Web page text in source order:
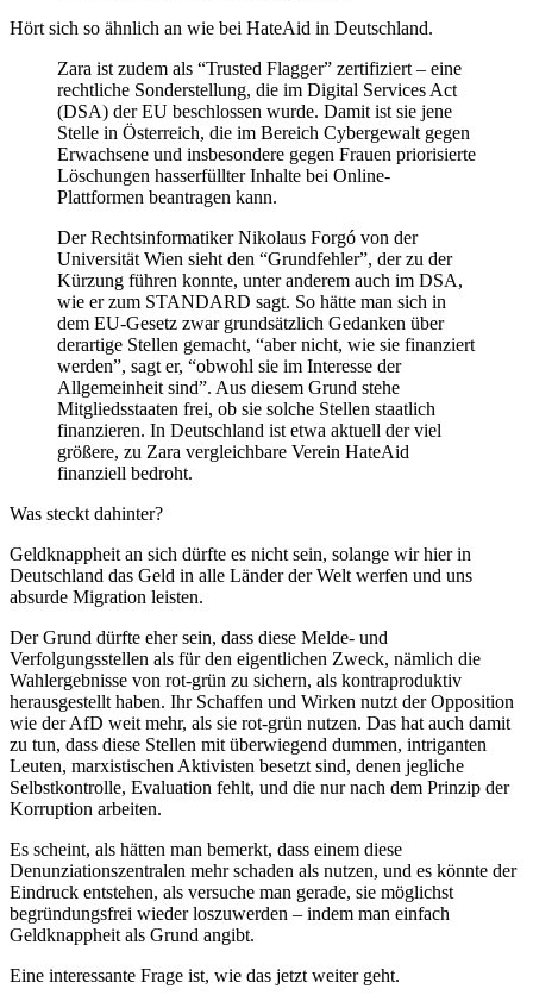
Hört sich so ähnlich an wie bei HateAid in Deutschland.
Zara ist zudem als “Trusted Flagger” zertifiziert – eine
rechtliche Sonderstellung, die im Digital Services Act
(DSA) der EU beschlossen wurde. Damit ist sie jene
Stelle in Österreich, die im Bereich Cybergewalt gegen
Erwachsene und insbesondere gegen Frauen priorisierte
Löschungen hasserfüllter Inhalte bei Online-
Plattformen beantragen kann.
Der Rechtsinformatiker Nikolaus Forgó von der
Universität Wien sieht den “Grundfehler”, der zu der
Kürzung führen konnte, unter anderem auch im DSA,
wie er zum STANDARD sagt. So hätte man sich in
dem EU-Gesetz zwar grundsätzlich Gedanken über
derartige Stellen gemacht, “aber nicht, wie sie finanziert
werden”, sagt er, “obwohl sie im Interesse der
Allgemeinheit sind”. Aus diesem Grund stehe
Mitgliedsstaaten frei, ob sie solche Stellen staatlich
finanzieren. In Deutschland ist etwa aktuell der viel
größere, zu Zara vergleichbare Verein HateAid
finanziell bedroht.
Was steckt dahinter?
Geldknappheit an sich dürfte es nicht sein, solange wir hier in
Deutschland das Geld in alle Länder der Welt werfen und uns
absurde Migration leisten.
Der Grund dürfte eher sein, dass diese Melde- und
Verfolgungsstellen als für den eigentlichen Zweck, nämlich die
Wahlergebnisse von rot-grün zu sichern, als kontraproduktiv
herausgestellt haben. Ihr Schaffen und Wirken nutzt der Opposition
wie der AfD weit mehr, als sie rot-grün nutzen. Das hat auch damit
zu tun, dass diese Stellen mit überwiegend dummen, intriganten
Leuten, marxistischen Aktivisten besetzt sind, denen jegliche
Selbstkontrolle, Evaluation fehlt, und die nur nach dem Prinzip der
Korruption arbeiten.
Es scheint, als hätten man bemerkt, dass einem diese
Denunziationszentralen mehr schaden als nutzen, und es könnte der
Eindruck entstehen, als versuche man gerade, sie möglichst
begründungsfrei wieder loszuwerden – indem man einfach
Geldknappheit als Grund angibt.
Eine interessante Frage ist, wie das jetzt weiter geht.